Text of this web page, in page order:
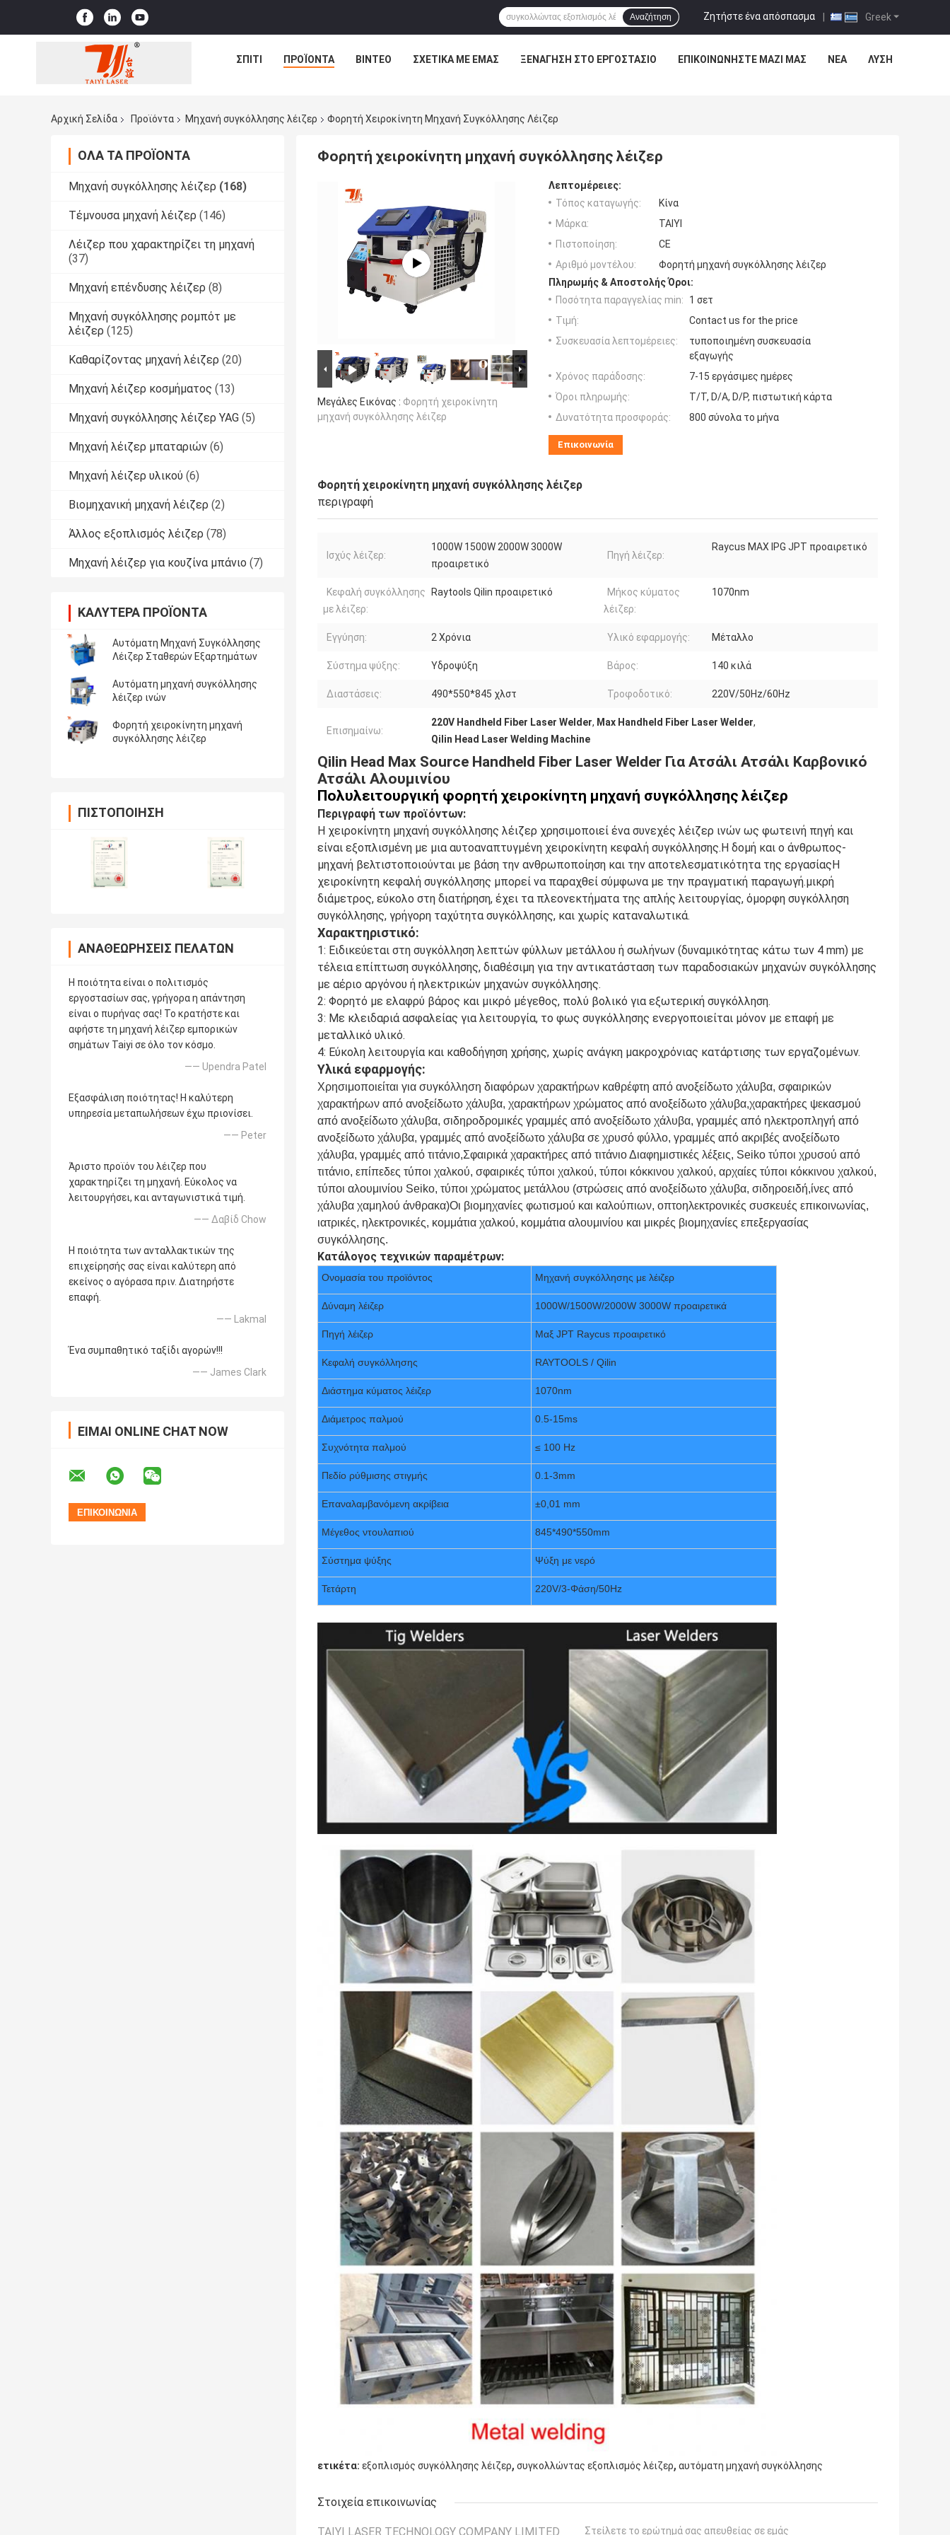
Greek
Ζητήστε ένα απόσπασμα |
Αναζήτηση
ΣΠΊΤΙ ΠΡΟΪΌΝΤΑ ΒΊΝΤΕΟ ΣΧΕΤΙΚΆ ΜΕ ΕΜΆΣ ΞΕΝΆΓΗΣΗ ΣΤΟ ΕΡΓΟΣΤΆΣΙΟ ΕΠΙΚΟΙΝΩΝΉΣΤΕ ΜΑΖΊ ΜΑΣ ΝΈΑ ΛΎΣΗ
Αρχική Σελίδα Προϊόντα Μηχανή συγκόλλησης λέιζερ Φορητή Χειροκίνητη Μηχανή Συγκόλλησης Λέιζερ
ΌΛΑ ΤΑ ΠΡΟΪΌΝΤΑ
Μηχανή συγκόλλησης λέιζερ (168)
Τέμνουσα μηχανή λέιζερ (146)
Λέιζερ που χαρακτηρίζει τη μηχανή
(37)
Μηχανή επένδυσης λέιζερ (8)
Μηχανή συγκόλλησης ρομπότ με
λέιζερ (125)
Καθαρίζοντας μηχανή λέιζερ (20)
Μηχανή λέιζερ κοσμήματος (13)
Μηχανή συγκόλλησης λέιζερ YAG (5)
Μηχανή λέιζερ μπαταριών (6)
Μηχανή λέιζερ υλικού (6)
Βιομηχανική μηχανή λέιζερ (2)
Άλλος εξοπλισμός λέιζερ (78)
Μηχανή λέιζερ για κουζίνα μπάνιο (7)
ΚΑΛΎΤΕΡΑ ΠΡΟΪΌΝΤΑ
Αυτόματη Μηχανή Συγκόλλησης
Λέιζερ Σταθερών Εξαρτημάτων
Αυτόματη μηχανή συγκόλλησης
λέιζερ ινών
Φορητή χειροκίνητη μηχανή
συγκόλλησης λέιζερ
ΠΙΣΤΟΠΟΊΗΣΗ
ΑΝΑΘΕΩΡΉΣΕΙΣ ΠΕΛΑΤΏΝ
Η ποιότητα είναι ο πολιτισμός
εργοστασίων σας, γρήγορα η απάντηση
είναι ο πυρήνας σας! Το κρατήστε και
αφήστε τη μηχανή λέιζερ εμπορικών
σημάτων Taiyi σε όλο τον κόσμο.
—— Upendra Patel
Εξασφάλιση ποιότητας! Η καλύτερη
υπηρεσία μεταπωλήσεων έχω πριονίσει.
—— Peter
Άριστο προϊόν του λέιζερ που
χαρακτηρίζει τη μηχανή. Εύκολος να
λειτουργήσει, και ανταγωνιστικά τιμή.
—— Δαβίδ Chow
Η ποιότητα των ανταλλακτικών της
επιχείρησής σας είναι καλύτερη από
εκείνος ο αγόρασα πριν. Διατηρήστε
επαφή.
—— Lakmal
Ένα συμπαθητικό ταξίδι αγορών!!!
—— James Clark
ΕΊΜΑΙ ONLINE CHAT NOW
Φορητή χειροκίνητη μηχανή συγκόλλησης λέιζερ
Μεγάλες Εικόνας : Φορητή χειροκίνητη
μηχανή συγκόλλησης λέιζερ
Λεπτομέρειες:
Τόπος καταγωγής:
Κίνα
Μάρκα:
TAIYI
Πιστοποίηση:
CE
Αριθμό μοντέλου:
Φορητή μηχανή συγκόλλησης λέιζερ
Πληρωμής & Αποστολής Όροι:
Ποσότητα παραγγελίας min:
1 σετ
Τιμή:
Contact us for the price
Συσκευασία λεπτομέρειες:
τυποποιημένη συσκευασία
εξαγωγής
Χρόνος παράδοσης:
7-15 εργάσιμες ημέρες
Όροι πληρωμής:
T/T, D/A, D/P, πιστωτική κάρτα
Δυνατότητα προσφοράς:
800 σύνολα το μήνα
Επικοινωνία
Φορητή χειροκίνητη μηχανή συγκόλλησης λέιζερ
περιγραφή
Ισχύς λέιζερ:
1000W 1500W 2000W 3000W
προαιρετικό
Πηγή λέιζερ:
Raycus MAX IPG JPT προαιρετικό
Κεφαλή συγκόλλησης
με λέιζερ:
Raytools Qilin προαιρετικό
Μήκος κύματος
λέιζερ:
1070nm
Εγγύηση: 2 Χρόνια Υλικό εφαρμογής: Μέταλλο
Σύστημα ψύξης: Υδροψύξη Βάρος: 140 κιλά
Διαστάσεις: 490*550*845 χλστ Τροφοδοτικό: 220V/50Hz/60Hz
Επισημαίνω:
220V Handheld Fiber Laser Welder, Max Handheld Fiber Laser Welder,
Qilin Head Laser Welding Machine
Qilin Head Max Source Handheld Fiber Laser Welder Για Ατσάλι Ατσάλι Καρβονικό
Ατσάλι Αλουμινίου
Πολυλειτουργική φορητή χειροκίνητη μηχανή συγκόλλησης λέιζερ
Περιγραφή των προϊόντων:
Η χειροκίνητη μηχανή συγκόλλησης λέιζερ χρησιμοποιεί ένα συνεχές λέιζερ ινών ως φωτεινή πηγή και
είναι εξοπλισμένη με μια αυτοαναπτυγμένη χειροκίνητη κεφαλή συγκόλλησης.Η δομή και ο άνθρωπος-
μηχανή βελτιστοποιούνται με βάση την ανθρωποποίηση και την αποτελεσματικότητα της εργασίαςΗ
χειροκίνητη κεφαλή συγκόλλησης μπορεί να παραχθεί σύμφωνα με την πραγματική παραγωγή.μικρή
διάμετρος, εύκολο στη διατήρηση, έχει τα πλεονεκτήματα της απλής λειτουργίας, όμορφη συγκόλληση
συγκόλλησης, γρήγορη ταχύτητα συγκόλλησης, και χωρίς καταναλωτικά.
Χαρακτηριστικό:
1: Ειδικεύεται στη συγκόλληση λεπτών φύλλων μετάλλου ή σωλήνων (δυναμικότητας κάτω των 4 mm) με
τέλεια επίπτωση συγκόλλησης, διαθέσιμη για την αντικατάσταση των παραδοσιακών μηχανών συγκόλλησης
με αέριο αργόνου ή ηλεκτρικών μηχανών συγκόλλησης.
2: Φορητό με ελαφρύ βάρος και μικρό μέγεθος, πολύ βολικό για εξωτερική συγκόλληση.
3: Με κλειδαριά ασφαλείας για λειτουργία, το φως συγκόλλησης ενεργοποιείται μόνον με επαφή με
μεταλλικό υλικό.
4: Εύκολη λειτουργία και καθοδήγηση χρήσης, χωρίς ανάγκη μακροχρόνιας κατάρτισης των εργαζομένων.
Υλικά εφαρμογής:
Χρησιμοποιείται για συγκόλληση διαφόρων χαρακτήρων καθρέφτη από ανοξείδωτο χάλυβα, σφαιρικών
χαρακτήρων από ανοξείδωτο χάλυβα, χαρακτήρων χρώματος από ανοξείδωτο χάλυβα,χαρακτήρες ψεκασμού
από ανοξείδωτο χάλυβα, σιδηροδρομικές γραμμές από ανοξείδωτο χάλυβα, γραμμές από ηλεκτροπληγή από
ανοξείδωτο χάλυβα, γραμμές από ανοξείδωτο χάλυβα σε χρυσό φύλλο, γραμμές από ακριβές ανοξείδωτο
χάλυβα, γραμμές από τιτάνιο,Σφαιρικά χαρακτήρες από τιτάνιο Διαφημιστικές λέξεις, Seiko τύποι χρυσού από
τιτάνιο, επίπεδες τύποι χαλκού, σφαιρικές τύποι χαλκού, τύποι κόκκινου χαλκού, αρχαίες τύποι κόκκινου χαλκού,
τύποι αλουμινίου Seiko, τύποι χρώματος μετάλλου (στρώσεις από ανοξείδωτο χάλυβα, σιδηροειδή,ίνες από
χάλυβα χαμηλού άνθρακα)Οι βιομηχανίες φωτισμού και καλούπιων, οπτοηλεκτρονικές συσκευές επικοινωνίας,
ιατρικές, ηλεκτρονικές, κομμάτια χαλκού, κομμάτια αλουμινίου και μικρές βιομηχανίες επεξεργασίας
συγκόλλησης.
Κατάλογος τεχνικών παραμέτρων:
Ονομασία του προϊόντος Μηχανή συγκόλλησης με λέιζερ
Δύναμη λέιζερ 1000W/1500W/2000W 3000W προαιρετικά
Πηγή λέιζερ Μαξ JPT Raycus προαιρετικό
Κεφαλή συγκόλλησης RAYTOOLS / Qilin
Διάστημα κύματος λέιζερ 1070nm
Διάμετρος παλμού 0.5-15ms
Συχνότητα παλμού ≤ 100 Hz
Πεδίο ρύθμισης στιγμής 0.1-3mm
Επαναλαμβανόμενη ακρίβεια ±0,01 mm
Μέγεθος ντουλαπιού 845*490*550mm
Σύστημα ψύξης Ψύξη με νερό
Τετάρτη 220V/3-Φάση/50Hz
ετικέτα: εξοπλισμός συγκόλλησης λέιζερ, συγκολλώντας εξοπλισμός λέιζερ, αυτόματη μηχανή συγκόλλησης
Στοιχεία επικοινωνίας
TAIYI LASER TECHNOLOGY COMPANY LIMITED Στείλετε το ερώτημά σας απευθείας σε εμάς